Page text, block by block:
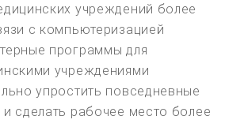
учреждений более
с компьютеризацией
программы для
учреждениями
упростить повседневные
сделать рабочее место более